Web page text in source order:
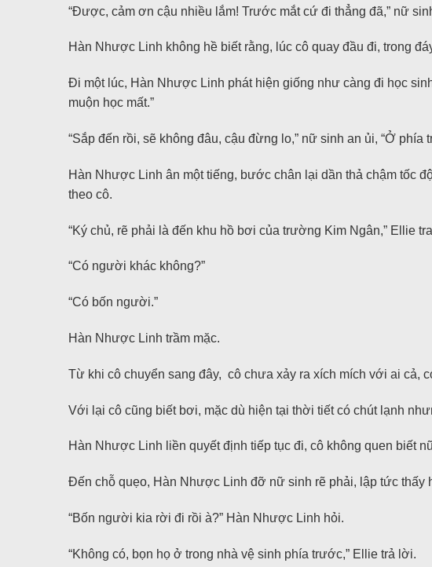
“Được, cảm ơn cậu nhiều lắm! Trước mắt cứ đi thẳng đã,” nữ
Hàn Nhược Linh không hề biết rằng, lúc cô quay đầu đi, trong
Đi một lúc, Hàn Nhược Linh phát hiện giống như càng đi học
muộn học mất.”
“Sắp đến rồi, sẽ không đâu, cậu đừng lo,” nữ sinh an ủi, “Ở phía
Hàn Nhược Linh ân một tiếng, bước chân lại dần thả chậm tốc
theo cô.
“Ký chủ, rẽ phải là đến khu hồ bơi của trường Kim Ngân,” Ellie
“Có người khác không?”
“Có bốn người.”
Hàn Nhược Linh trầm mặc.
Từ khi cô chuyển sang đây, cô chưa xảy ra xích mích với ai cả,
Với lại cô cũng biết bơi, mặc dù hiện tại thời tiết có chút lạnh
Hàn Nhược Linh liền quyết định tiếp tục đi, cô không quen biết
Đến chỗ quẹo, Hàn Nhược Linh đỡ nữ sinh rẽ phải, lập tức
“Bốn người kia rời đi rồi à?” Hàn Nhược Linh hỏi.
“Không có, bọn họ ở trong nhà vệ sinh phía trước,” Ellie trả lời.